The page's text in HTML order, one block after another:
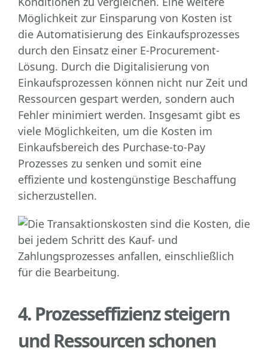
Möglichkeit zur Einsparung von Kosten ist
die Automatisierung des Einkaufsprozesses
durch den Einsatz einer E-Procurement-
Lösung. Durch die Digitalisierung von
Einkaufsprozessen können nicht nur Zeit und
Ressourcen gespart werden, sondern auch
Fehler minimiert werden. Insgesamt gibt es
viele Möglichkeiten, um die Kosten im
Einkaufsbereich des Purchase-to-Pay
Prozesses zu senken und somit eine
effiziente und kostengünstige Beschaffung
sicherzustellen.
4. Prozesseffizienz steigern
und Ressourcen schonen